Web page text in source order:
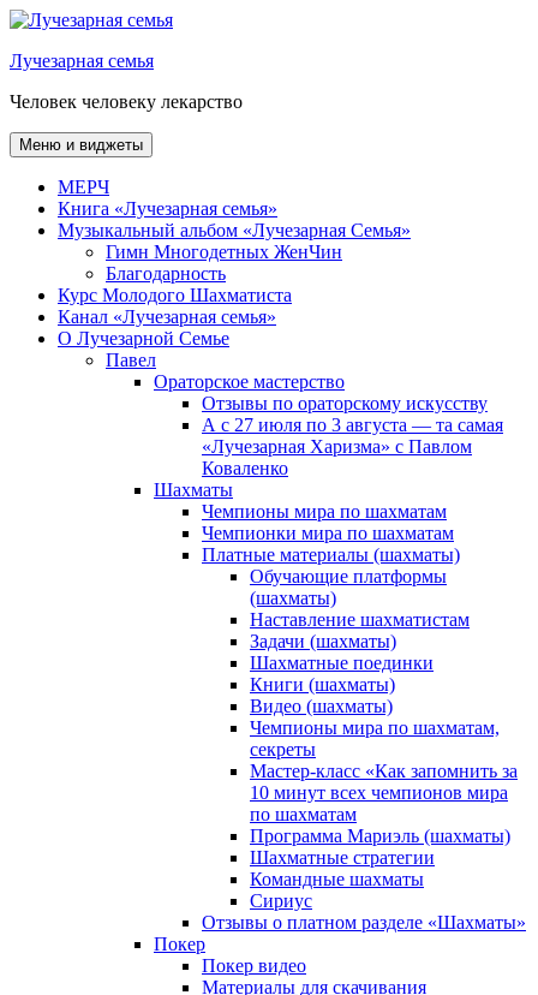
Перейти
содержимому
Лучезарная семья
Человек человеку лекарство
Меню и виджеты
МЕРЧ
Книга «Лучезарная семья»
Музыкальный альбом «Лучезарная Семья»
Гимн Многодетных ЖенЧин
Благодарность
Курс Молодого Шахматиста
Канал «Лучезарная семья»
О Лучезарной Семье
Павел
Ораторское мастерство
Отзывы по ораторскому искусству
А с 27 июля по 3 августа — та самая
«Лучезарная Харизма» с Павлом
Коваленко
Шахматы
Чемпионы мира по шахматам
Чемпионки мира по шахматам
Платные материалы (шахматы)
Обучающие платформы
(шахматы)
Наставление шахматистам
Задачи (шахматы)
Шахматные поединки
Книги (шахматы)
Видео (шахматы)
Чемпионы мира по шахматам,
секреты
Мастер-класс «Как запомнить за
10 минут всех чемпионов мира
по шахматам
Программа Мариэль (шахматы)
Шахматные стратегии
Командные шахматы
Сириус
Отзывы о платном разделе «Шахматы»
Покер
Покер видео
Материалы для скачивания